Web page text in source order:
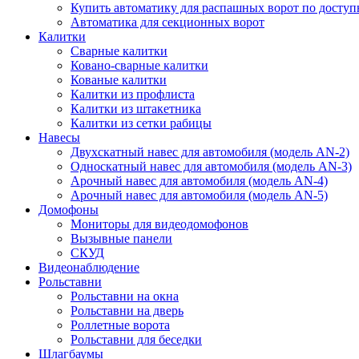
Купить автоматику для распашных ворот по
Автоматика для секционных ворот
Калитки
Сварные калитки
Ковано-сварные калитки
Кованые калитки
Калитки из профлиста
Калитки из штакетника
Калитки из сетки рабицы
Навесы
Двухскатный навес для автомобиля (модель AN-2)
Односкатный навес для автомобиля (модель AN-3)
Арочный навес для автомобиля (модель AN-4)
Арочный навес для автомобиля (модель AN-5)
Домофоны
Мониторы для видеодомофонов
Вызывные панели
СКУД
Видеонаблюдение
Рольставни
Рольставни на окна
Рольставни на дверь
Роллетные ворота
Рольставни для беседки
Шлагбаумы